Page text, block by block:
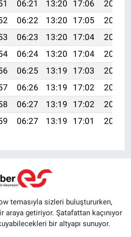
06:21 13:20 17:06
20:10
06:22 13:20 17:05
20:08
06:23 13:20 17:04
20:07
06:24 13:20 17:04
20:06
06:25 13:19 17:03
20:04
06:26 13:19 17:02
20:03
06:27 13:19 17:02
20:01
06:27 13:19 17:01 20:00
temasıyla sizleri buluştururken,
araya getiriyor. Şatafattan kaçınıyor
bir altyapı sunuyor.